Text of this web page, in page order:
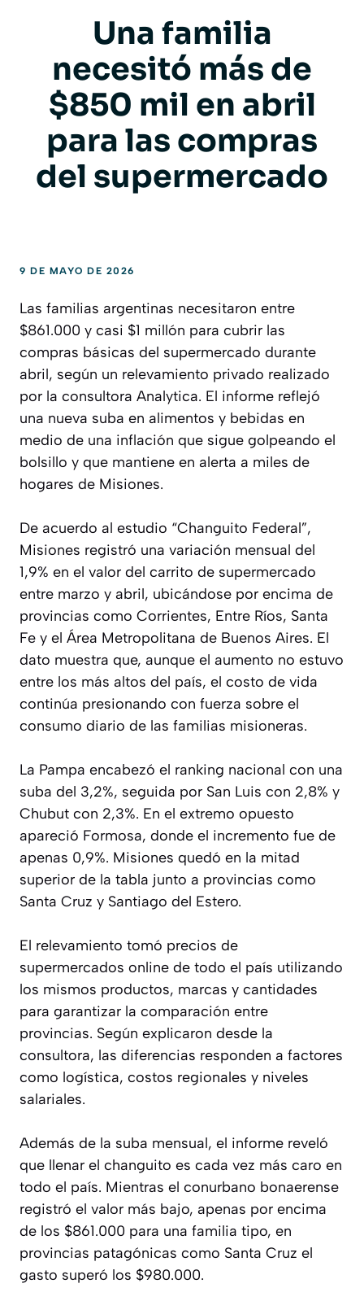
Una familia
necesitó más de
$850 mil en abril
para las compras
del supermercado
9 DE MAYO DE 2026
Las familias argentinas necesitaron entre
$861.000 y casi $1 millón para cubrir las
compras básicas del supermercado durante
abril, según un relevamiento privado realizado
por la consultora Analytica. El informe reflejó
una nueva suba en alimentos y bebidas en
medio de una inflación que sigue golpeando el
bolsillo y que mantiene en alerta a miles de
hogares de Misiones.
De acuerdo al estudio “Changuito Federal”,
Misiones registró una variación mensual del
1,9% en el valor del carrito de supermercado
entre marzo y abril, ubicándose por encima de
provincias como Corrientes, Entre Ríos, Santa
Fe y el Área Metropolitana de Buenos Aires. El
dato muestra que, aunque el aumento no estuvo
entre los más altos del país, el costo de vida
continúa presionando con fuerza sobre el
consumo diario de las familias misioneras.
La Pampa encabezó el ranking nacional con una
suba del 3,2%, seguida por San Luis con 2,8% y
Chubut con 2,3%. En el extremo opuesto
apareció Formosa, donde el incremento fue de
apenas 0,9%. Misiones quedó en la mitad
superior de la tabla junto a provincias como
Santa Cruz y Santiago del Estero.
El relevamiento tomó precios de
supermercados online de todo el país utilizando
los mismos productos, marcas y cantidades
para garantizar la comparación entre
provincias. Según explicaron desde la
consultora, las diferencias responden a factores
como logística, costos regionales y niveles
salariales.
Además de la suba mensual, el informe reveló
que llenar el changuito es cada vez más caro en
todo el país. Mientras el conurbano bonaerense
registró el valor más bajo, apenas por encima
de los $861.000 para una familia tipo, en
provincias patagónicas como Santa Cruz el
gasto superó los $980.000.